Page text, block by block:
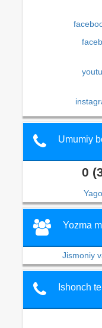
Umumiy
0
Yozma
Jismoniy
Ishonch